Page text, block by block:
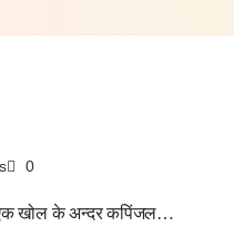
0
एक खोल के अन्दर कपिंजल…